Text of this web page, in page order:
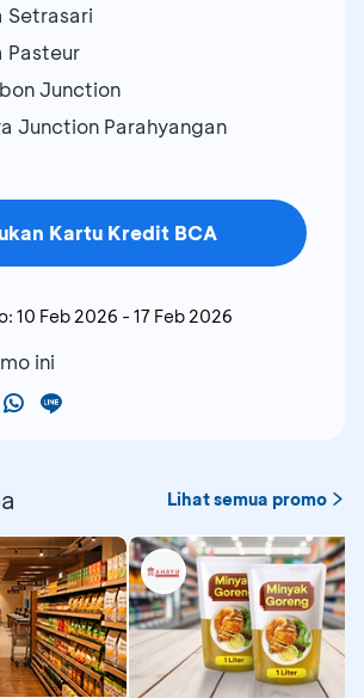
Setrasari
Pasteur
Junction
Junction Parahyangan
Kartu Kredit BCA
10 Feb 2026 - 17 Feb 2026
ini
Lihat semua promo